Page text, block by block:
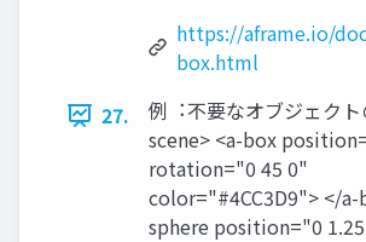
https://aframe.io/
box.html
27.
例︓不要なオブジェク
scene> <a-box
rotation="0 45 0"
color="#4CC3D9"> </a-
sphere position="0